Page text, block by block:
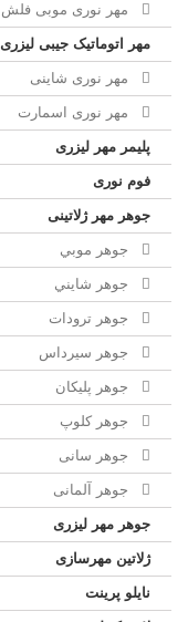
مهر نوری موبی فلش
مهر اتوماتیک جیبی لیزری
مهر نوری شاینی
مهر نوری اسمارت
پلیمر مهر لیزری
فوم نوری
جوهر مهر ژلاتینی
جوهر موبي
جوهر شايني
جوهر ترودات
جوهر سيرداس
جوهر پلیکان
جوهر کلوپ
جوهر سانی
جوهر آلمانی
جوهر مهر لیزری
ژلاتين مهرسازی
نایلو پرینت